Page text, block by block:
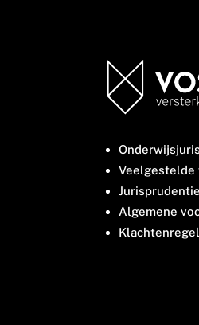
Veelgestelde
Jurisprudentie
Algemene